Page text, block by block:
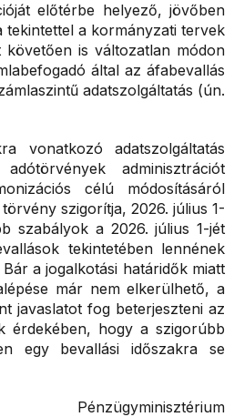
előtérbe helyező, jövőben
tekintettel a kormányzati tervek
követően is változatlan módon
által az áfabevallás
adatszolgáltatás (ún.
vonatkozó adatszolgáltatás
adminisztrációt
célú módosításáról
szigorítja, 2026. július 1-
szabályok a 2026. július 1-jét
tekintetében lennének
a jogalkotási határidők miatt
már nem elkerülhető, a
javaslatot fog beterjeszteni az
érdekében, hogy a szigorúbb
egy bevallási időszakra se
Pénzügyminisztérium